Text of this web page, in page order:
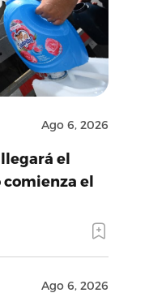
Ago 6, 2026
el
comienza el
Ago 6, 2026